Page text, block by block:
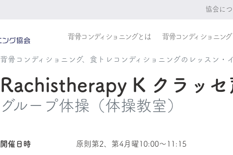
協会に
背骨コンディショニングとは 背骨コンディショニン
背骨コンディショニング、食トレコンディショニングのレッスン・
Rachistherapy K クラッセ
グループ体操（体操教室）
開催日時
原則第2、第4月曜10:00～11:15